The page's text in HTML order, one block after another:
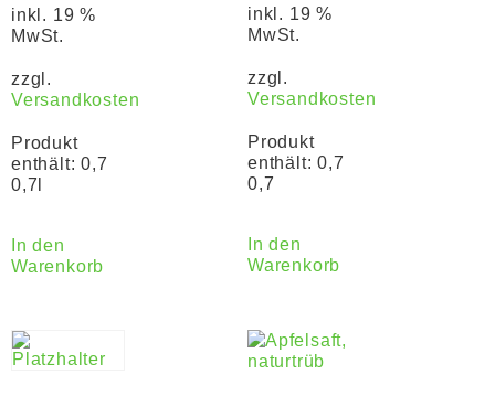
inkl. 19 %
MwSt.
zzgl.
Versandkosten
Produkt
enthält: 0,7
0,7l
In den
Warenkorb
inkl. 19 %
MwSt.
zzgl.
Versandkosten
Produkt
enthält: 0,7
0,7
In den
Warenkorb